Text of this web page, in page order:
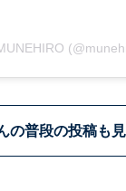
の普段の投稿も見